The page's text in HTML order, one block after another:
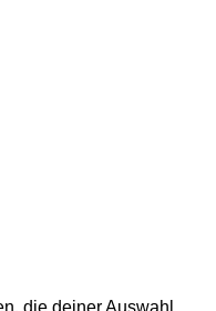
die deiner Auswahl